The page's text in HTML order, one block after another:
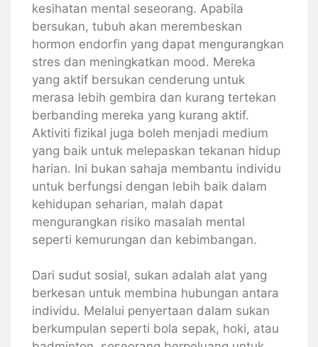
kesihatan mental seseorang. Apabila
bersukan, tubuh akan merembeskan
hormon endorfin yang dapat mengurangkan
stres dan meningkatkan mood. Mereka
yang aktif bersukan cenderung untuk
merasa lebih gembira dan kurang tertekan
berbanding mereka yang kurang aktif.
Aktiviti fizikal juga boleh menjadi medium
yang baik untuk melepaskan tekanan hidup
harian. Ini bukan sahaja membantu individu
untuk berfungsi dengan lebih baik dalam
kehidupan seharian, malah dapat
mengurangkan risiko masalah mental
seperti kemurungan dan kebimbangan.
Dari sudut sosial, sukan adalah alat yang
berkesan untuk membina hubungan antara
individu. Melalui penyertaan dalam sukan
berkumpulan seperti bola sepak, hoki, atau